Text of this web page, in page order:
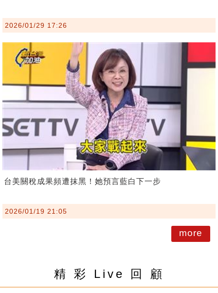
2026/01/29 17:26
台美關稅成果頻遭抹黑！她預言藍白下一步
2026/01/19 21:05
more
精 彩 Live 回 顧